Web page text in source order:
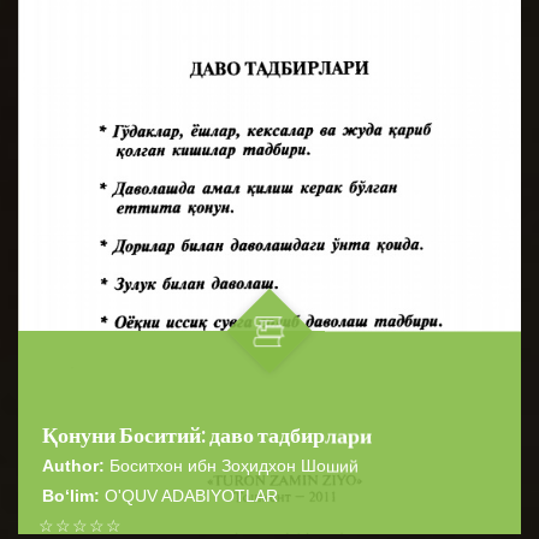
Қонуни Боситий: даво тадбирлари
Author: Боситхон ибн Зоҳидхон Шоший
Bo‘lim: O'QUV ADABIYOTLAR
☆
☆
☆
☆
☆